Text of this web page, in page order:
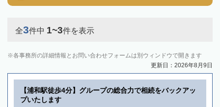
全3件中 1~3件を表示
各事務所の詳細情報とお問い合わせフォームは別ウィンドウで開きます
更新日：2026年8月9日
【浦和駅徒歩4分】グループの総合力で相続をバックアッ
プいたします